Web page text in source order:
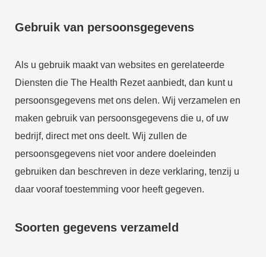
Gebruik van persoonsgegevens
Als u gebruik maakt van websites en gerelateerde
Diensten die The Health Rezet aanbiedt, dan kunt u
persoonsgegevens met ons delen. Wij verzamelen en
maken gebruik van persoonsgegevens die u, of uw
bedrijf, direct met ons deelt. Wij zullen de
persoonsgegevens niet voor andere doeleinden
gebruiken dan beschreven in deze verklaring, tenzij u
daar vooraf toestemming voor heeft gegeven.
Soorten gegevens verzameld